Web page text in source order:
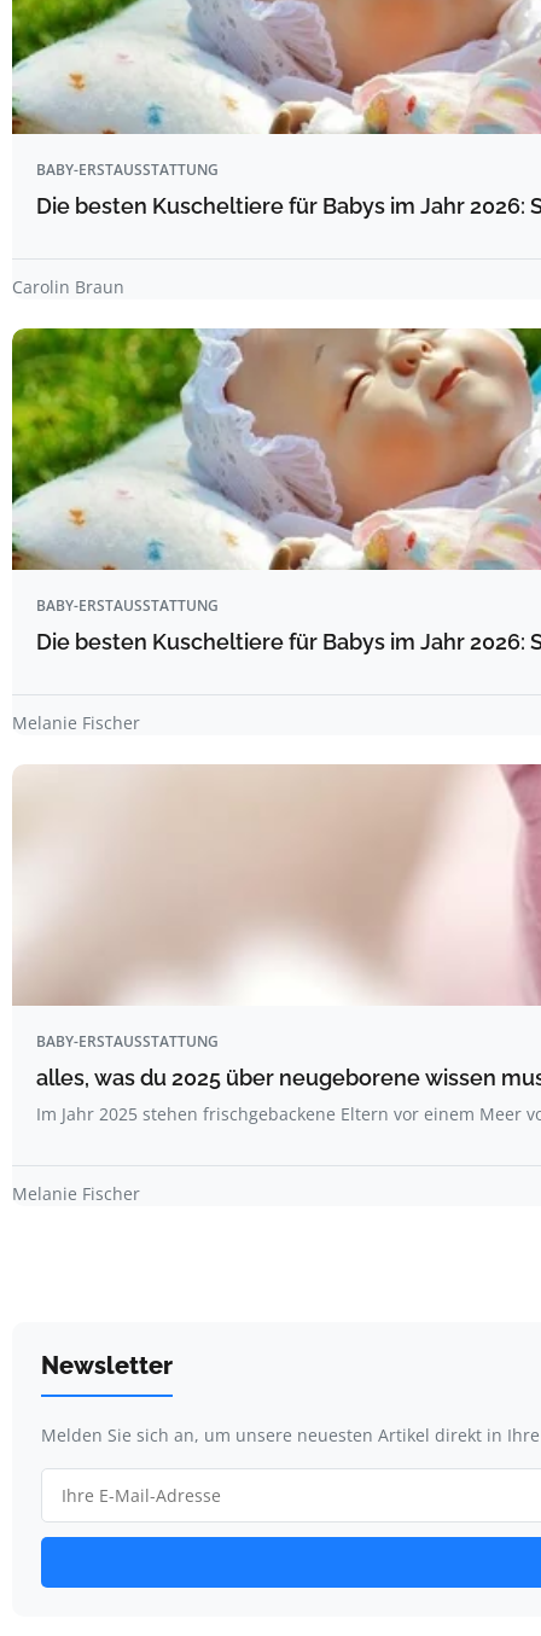
BABY-ERSTAUSSTATTUNG
Die besten Kuscheltiere für Babys im Jahr 2026:
Carolin Braun
BABY-ERSTAUSSTATTUNG
Die besten Kuscheltiere für Babys im Jahr 2026:
Melanie Fischer
BABY-ERSTAUSSTATTUNG
alles, was du 2025 über neugeborene wissen
Im Jahr 2025 stehen frischgebackene Eltern vor einem Meer
Melanie Fischer
Newsletter
Melden Sie sich an, um unsere neuesten Artikel direkt in